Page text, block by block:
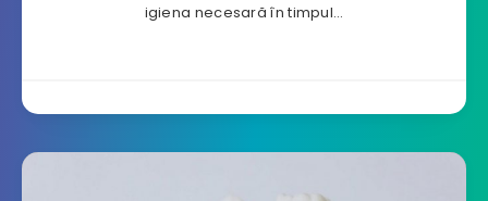
igiena necesară în timpul…